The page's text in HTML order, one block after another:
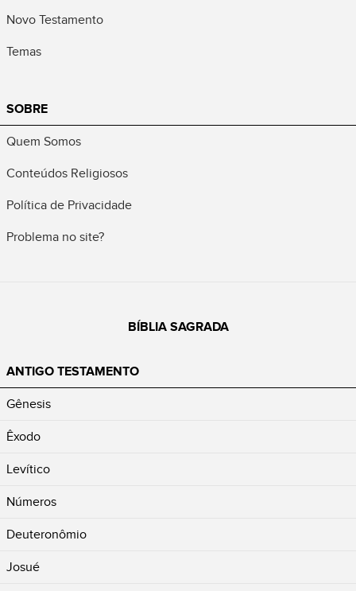
Novo Testamento
Temas
SOBRE
Quem Somos
Conteúdos Religiosos
Política de Privacidade
Problema no site?
BÍBLIA SAGRADA
ANTIGO TESTAMENTO
Gênesis
Êxodo
Levítico
Números
Deuteronômio
Josué